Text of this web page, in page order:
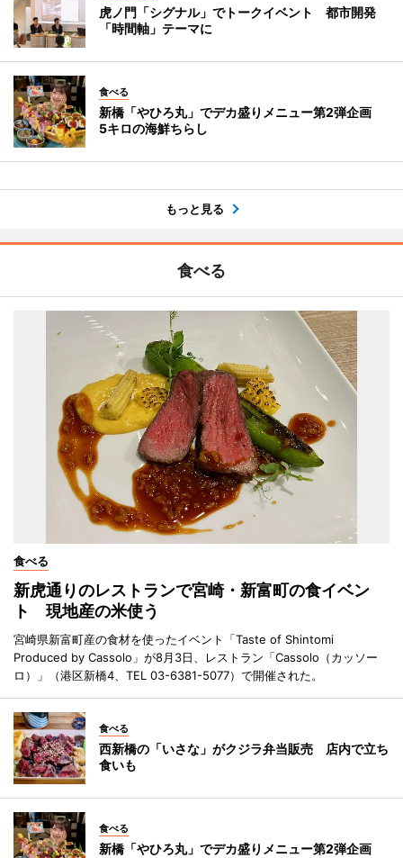
虎ノ門「シグナル」でトークイベント 都市開発
「時間軸」テーマに
食べる
新橋「やひろ丸」でデカ盛りメニュー第2弾企画
5キロの海鮮ちらし
もっと見る
食べる
食べる
新虎通りのレストランで宮崎・新富町の食イベン
ト 現地産の米使う
宮崎県新富町産の食材を使ったイベント「Taste of Shintomi
Produced by Cassolo」が8月3日、レストラン「Cassolo（カッソー
ロ）」（港区新橋4、TEL 03-6381-5077）で開催された。
食べる
西新橋の「いさな」がクジラ弁当販売 店内で立ち
食いも
食べる
新橋「やひろ丸」でデカ盛りメニュー第2弾企画